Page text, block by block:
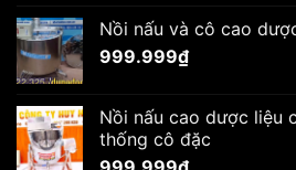
Nồi nấu và cô cao
999.999₫
Nồi nấu cao dược liệu
thống cô đặc